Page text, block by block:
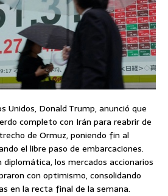
Unidos, Donald Trump, anunció que
completo con Irán para reabrir de
de Ormuz, poniendo fin al
el libre paso de embarcaciones.
los mercados accionarios
con optimismo, consolidando
en la recta final de la semana.